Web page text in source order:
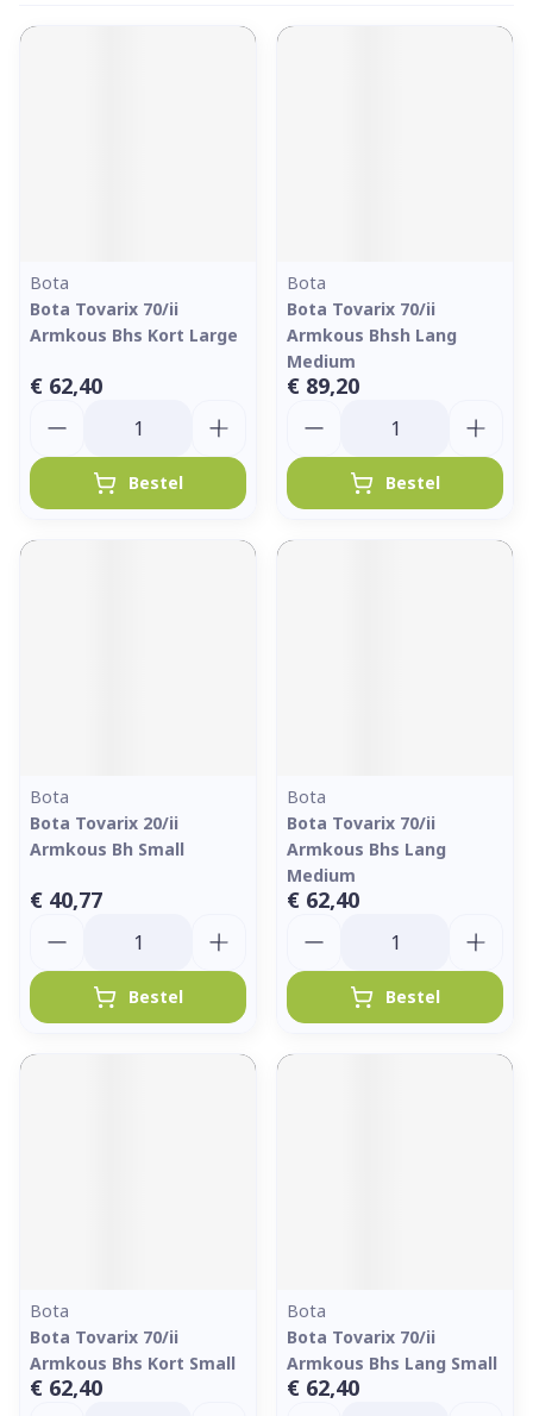
Bota
Bota Tovarix 70/ii
Armkous Bhs Kort Large
€ 62,40
Bestel
Bota
Bota Tovarix 70/ii
Armkous Bhsh Lang
Medium
€ 89,20
Bestel
Bota
Bota Tovarix 20/ii
Armkous Bh Small
€ 40,77
Bestel
Bota
Bota Tovarix 70/ii
Armkous Bhs Lang
Medium
€ 62,40
Bestel
Bota
Bota Tovarix 70/ii
Armkous Bhs Kort Small
€ 62,40
Bota
Bota Tovarix 70/ii
Armkous Bhs Lang Small
€ 62,40